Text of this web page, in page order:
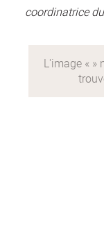
coordinatrice